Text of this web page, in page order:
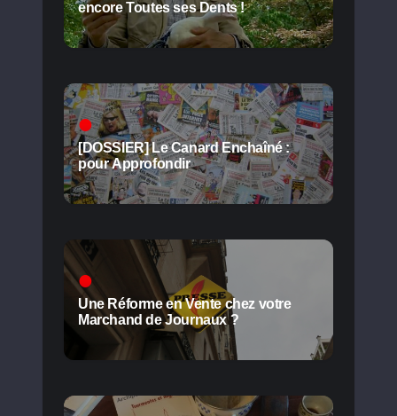
encore Toutes ses Dents !
[DOSSIER] Le Canard Enchaîné :
pour Approfondir
Une Réforme en Vente chez votre
Marchand de Journaux ?